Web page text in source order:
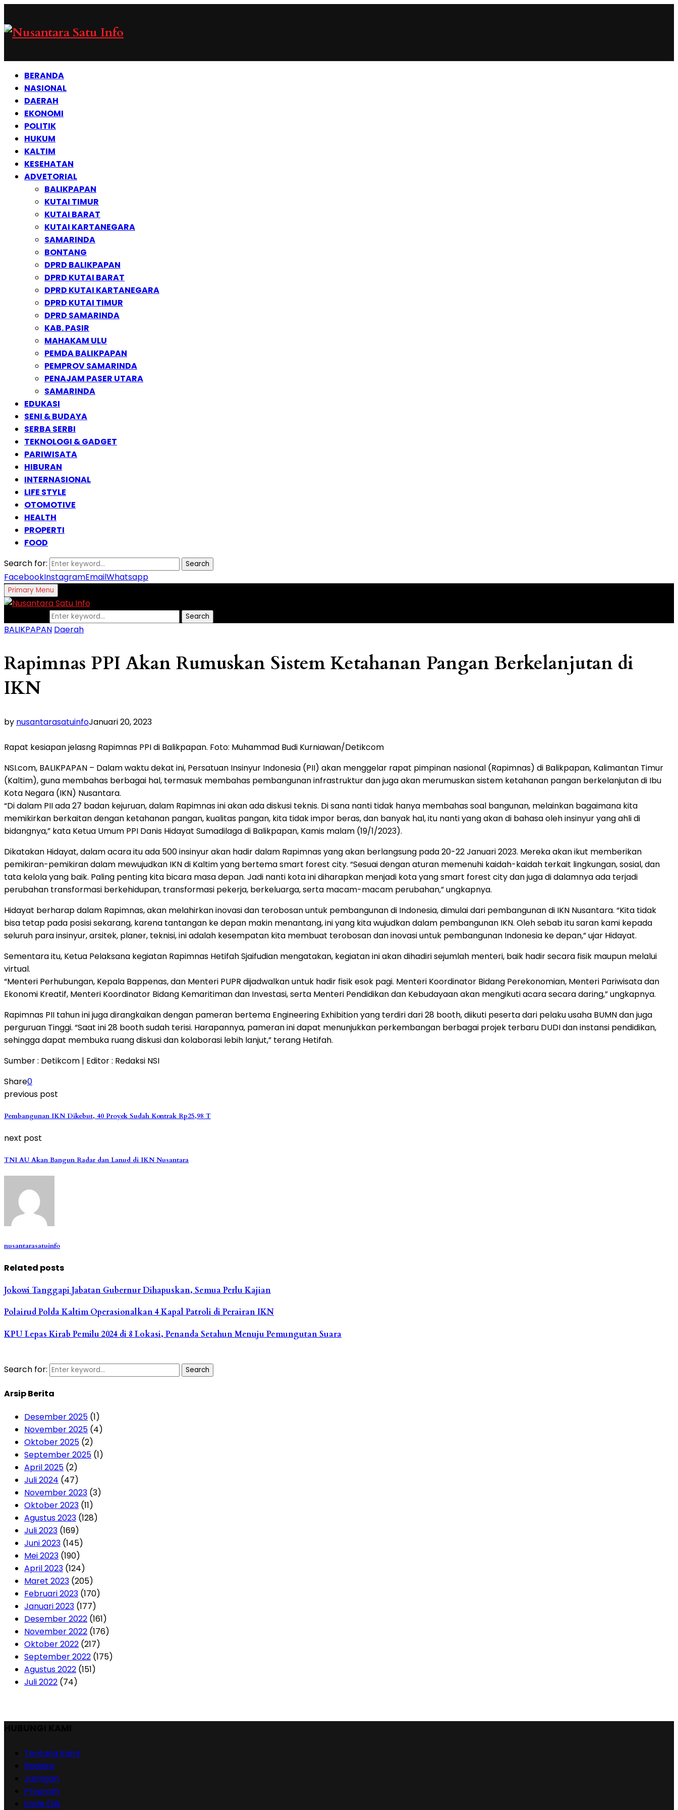
BERANDA
NASIONAL
DAERAH
EKONOMI
POLITIK
HUKUM
KALTIM
KESEHATAN
ADVETORIAL
BALIKPAPAN
KUTAI TIMUR
KUTAI BARAT
KUTAI KARTANEGARA
SAMARINDA
BONTANG
DPRD BALIKPAPAN
DPRD KUTAI BARAT
DPRD KUTAI KARTANEGARA
DPRD KUTAI TIMUR
DPRD SAMARINDA
KAB. PASIR
MAHAKAM ULU
PEMDA BALIKPAPAN
PEMPROV SAMARINDA
PENAJAM PASER UTARA
SAMARINDA
EDUKASI
SENI & BUDAYA
SERBA SERBI
TEKNOLOGI & GADGET
PARIWISATA
HIBURAN
INTERNASIONAL
LIFE STYLE
OTOMOTIVE
HEALTH
PROPERTI
FOOD
Search for:
Search
FacebookInstagramEmailWhatsapp
Primary Menu
Search
BALIKPAPAN Daerah
Rapimnas PPI Akan Rumuskan Sistem Ketahanan Pangan Berkelanjutan di
IKN
by nusantarasatuinfoJanuari 20, 2023
Rapat kesiapan jelasng Rapimnas PPI di Balikpapan. Foto: Muhammad Budi Kurniawan/Detikcom
NSI.com, BALIKPAPAN – Dalam waktu dekat ini, Persatuan Insinyur Indonesia (PII) akan menggelar rapat pimpinan nasional (Rapimnas) di Balikpapan, Kalimantan Timur
(Kaltim), guna membahas berbagai hal, termasuk membahas pembangunan infrastruktur dan juga akan merumuskan sistem ketahanan pangan berkelanjutan di Ibu
Kota Negara (IKN) Nusantara.
“Di dalam PII ada 27 badan kejuruan, dalam Rapimnas ini akan ada diskusi teknis. Di sana nanti tidak hanya membahas soal bangunan, melainkan bagaimana kita
memikirkan berkaitan dengan ketahanan pangan, kualitas pangan, kita tidak impor beras, dan banyak hal, itu nanti yang akan di bahasa oleh insinyur yang ahli di
bidangnya,” kata Ketua Umum PPI Danis Hidayat Sumadilaga di Balikpapan, Kamis malam (19/1/2023).
Dikatakan Hidayat, dalam acara itu ada 500 insinyur akan hadir dalam Rapimnas yang akan berlangsung pada 20-22 Januari 2023. Mereka akan ikut memberikan
pemikiran-pemikiran dalam mewujudkan IKN di Kaltim yang bertema smart forest city. “Sesuai dengan aturan memenuhi kaidah-kaidah terkait lingkungan, sosial, dan
tata kelola yang baik. Paling penting kita bicara masa depan. Jadi nanti kota ini diharapkan menjadi kota yang smart forest city dan juga di dalamnya ada terjadi
perubahan transformasi berkehidupan, transformasi pekerja, berkeluarga, serta macam-macam perubahan,” ungkapnya.
Hidayat berharap dalam Rapimnas, akan melahirkan inovasi dan terobosan untuk pembangunan di Indonesia, dimulai dari pembangunan di IKN Nusantara. “Kita tidak
bisa tetap pada posisi sekarang, karena tantangan ke depan makin menantang, ini yang kita wujudkan dalam pembangunan IKN. Oleh sebab itu saran kami kepada
seluruh para insinyur, arsitek, planer, teknisi, ini adalah kesempatan kita membuat terobosan dan inovasi untuk pembangunan Indonesia ke depan,” ujar Hidayat.
Sementara itu, Ketua Pelaksana kegiatan Rapimnas Hetifah Sjaifudian mengatakan, kegiatan ini akan dihadiri sejumlah menteri, baik hadir secara fisik maupun melalui
virtual.
“Menteri Perhubungan, Kepala Bappenas, dan Menteri PUPR dijadwalkan untuk hadir fisik esok pagi. Menteri Koordinator Bidang Perekonomian, Menteri Pariwisata dan
Ekonomi Kreatif, Menteri Koordinator Bidang Kemaritiman dan Investasi, serta Menteri Pendidikan dan Kebudayaan akan mengikuti acara secara daring,” ungkapnya.
Rapimnas PII tahun ini juga dirangkaikan dengan pameran bertema Engineering Exhibition yang terdiri dari 28 booth, diikuti peserta dari pelaku usaha BUMN dan juga
perguruan Tinggi. “Saat ini 28 booth sudah terisi. Harapannya, pameran ini dapat menunjukkan perkembangan berbagai projek terbaru DUDI dan instansi pendidikan,
sehingga dapat membuka ruang diskusi dan kolaborasi lebih lanjut,” terang Hetifah.
Sumber : Detikcom | Editor : Redaksi NSI
Share0
previous post
Pembangunan IKN Dikebut, 40 Proyek Sudah Kontrak Rp25,98 T
next post
TNI AU Akan Bangun Radar dan Lanud di IKN Nusantara
nusantarasatuinfo
Related posts
Jokowi Tanggapi Jabatan Gubernur Dihapuskan, Semua Perlu Kajian
Polairud Polda Kaltim Operasionalkan 4 Kapal Patroli di Perairan IKN
KPU Lepas Kirab Pemilu 2024 di 8 Lokasi, Penanda Setahun Menuju Pemungutan Suara
Search for: Search
Arsip Berita
Desember 2025 (1)
November 2025 (4)
Oktober 2025 (2)
September 2025 (1)
April 2025 (2)
Juli 2024 (47)
November 2023 (3)
Oktober 2023 (11)
Agustus 2023 (128)
Juli 2023 (169)
Juni 2023 (145)
Mei 2023 (190)
April 2023 (124)
Maret 2023 (205)
Februari 2023 (170)
Januari 2023 (177)
Desember 2022 (161)
November 2022 (176)
Oktober 2022 (217)
September 2022 (175)
Agustus 2022 (151)
Juli 2022 (74)
Tentang Kami
Redaksi
Jaringan
Program
Kode Etik